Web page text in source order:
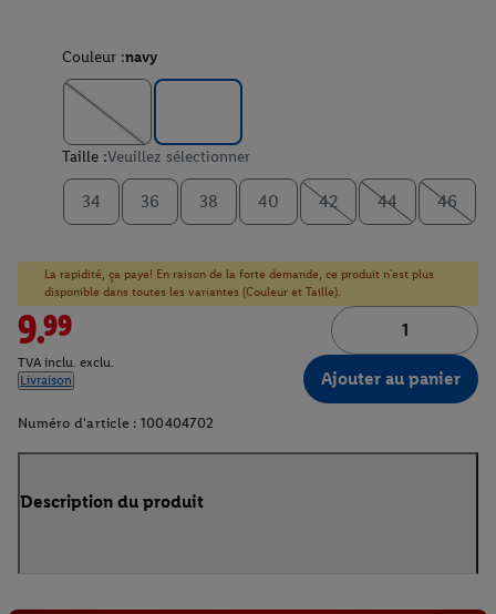
Couleur :navy
Taille :Veuillez sélectionner
34 36 38 40 42 44 46
La rapidité, ça paye! En raison de la forte demande, ce produit n'est plus
disponible dans toutes les variantes (Couleur et Taille).
9.99
TVA inclu. exclu.
Livraison
Ajouter au panier
Numéro d'article : 100404702
Description du produit